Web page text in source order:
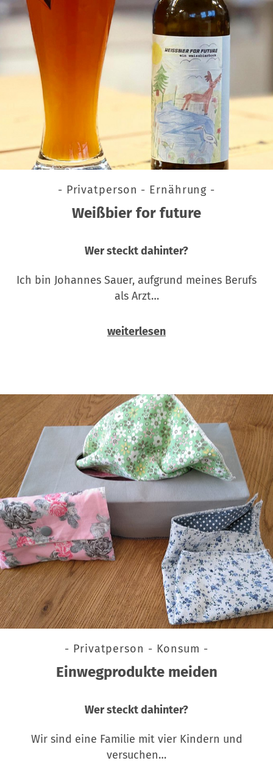
- Privatperson - Ernährung -
Weißbier for future
Wer steckt dahinter?
Ich bin Johannes Sauer, aufgrund meines Berufs
als Arzt…
weiterlesen
- Privatperson - Konsum -
Einwegprodukte meiden
Wer steckt dahinter?
Wir sind eine Familie mit vier Kindern und
versuchen…